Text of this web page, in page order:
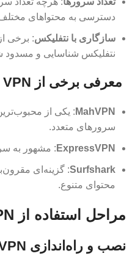
دسترسی به محتواهای مختلف
سازگاری با نتفلیکس
نتفلیکس شناسایی و مسدود
معرفی برخی از VPN های معروف
MahVPN
سرورهای متعدد.
ExpressVPN : مشهور به
Surfshark: گزینه‌ای
محتوای متنوع.
مراحل استفاده از VPN برای نتفلیکس
نصب و راه‌اندازی VPN